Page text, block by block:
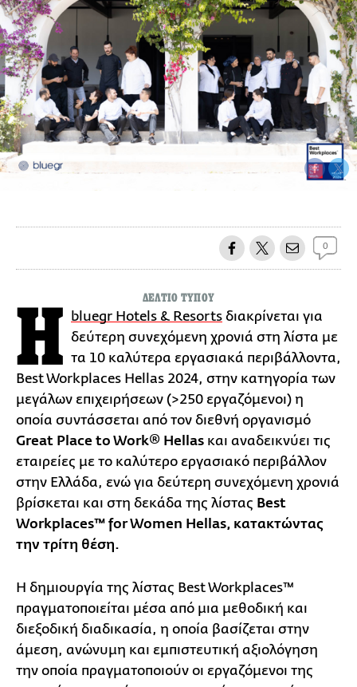
0
ΔΕΛΤΙΟ ΤΥΠΟΥ
Η bluegr Hotels & Resorts διακρίνεται για
δεύτερη συνεχόμενη χρονιά στη λίστα με
τα 10 καλύτερα εργασιακά περιβάλλοντα,
Best Workplaces Hellas 2024, στην κατηγορία των
μεγάλων επιχειρήσεων (>250 εργαζόμενοι) η
οποία συντάσσεται από τον διεθνή οργανισμό
Great Place to Work® Hellas και αναδεικνύει τις
εταιρείες με το καλύτερο εργασιακό περιβάλλον
στην Ελλάδα, ενώ για δεύτερη συνεχόμενη χρονιά
βρίσκεται και στη δεκάδα της λίστας Best
Workplaces™ for Women Hellas, κατακτώντας
την τρίτη θέση.
Η δημιουργία της λίστας Best Workplaces™
πραγματοποιείται μέσα από μια μεθοδική και
διεξοδική διαδικασία, η οποία βασίζεται στην
άμεση, ανώνυμη και εμπιστευτική αξιολόγηση
την οποία πραγματοποιούν οι εργαζόμενοι της